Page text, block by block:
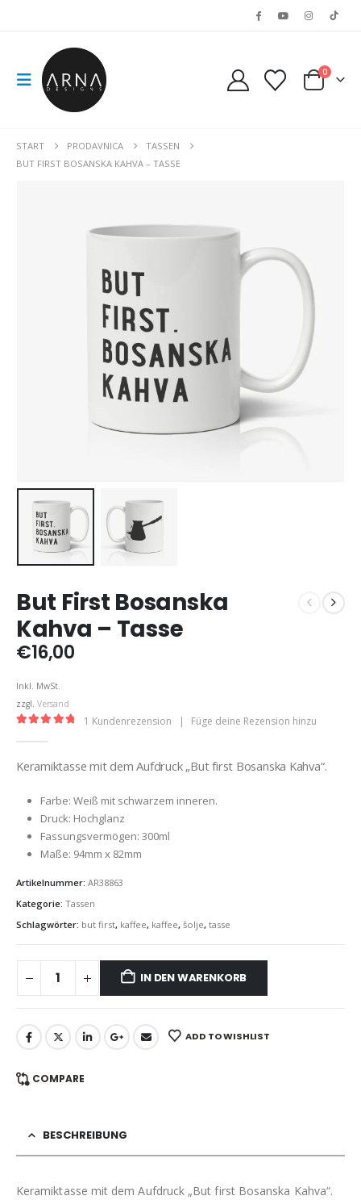
0
START PRODAVNICA
TASSEN
BUT FIRST BOSANSKA KAHVA – TASSE
But First Bosanska
Kahva – Tasse
€16,00
Inkl. MwSt.
zzgl. Versand
1 Kundenrezension | Füge deine Rezension hinzu
Keramiktasse mit dem Aufdruck „But first Bosanska Kahva“.
Farbe: Weiß mit schwarzem inneren.
Druck: Hochglanz
Fassungsvermögen: 300ml
Maße: 94mm x 82mm
Artikelnummer: AR38863
Kategorie: Tassen
Schlagwörter: but first, kaffee, kaffee, šolje, tasse
IN DEN WARENKORB
ADD TO WISHLIST
COMPARE
BESCHREIBUNG
Keramiktasse mit dem Aufdruck „But first Bosanska Kahva“.